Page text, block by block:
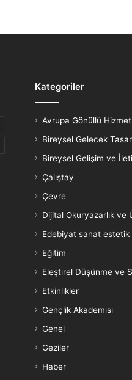
Kategoriler
Avrupa Gönüllü
Bireysel Gelecek
Bireysel Gelişim ve
Çalıştay
Çevre
Dijital Okuryazarlık ve
Edebiyat sanat estetik
Eğitim
Eleştirel Düşünme ve
Etkinlikler
Gençlik Akademisi
Genel
Geziler
Haber